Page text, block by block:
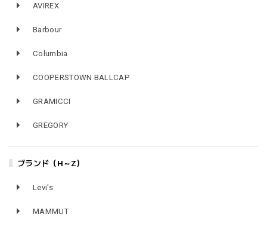
AVIREX
Barbour
Columbia
COOPERSTOWN BALLCAP
GRAMICCI
GREGORY
ブランド（H～Z）
Levi's
MAMMUT